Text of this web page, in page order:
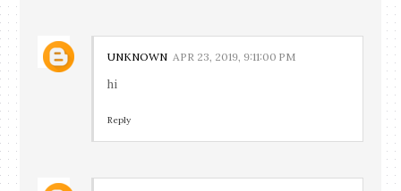
UNKNOWN APR 23, 2019, 9:11:00 PM
hi
Reply